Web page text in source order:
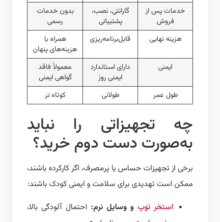
خدمات پس از
گارانتی، نصب،
بدون خدمات
هزینه نهایی
قابل‌برنامه‌ریزی
همراه با
هزینه‌های پنهان
دارای استاندارد
معمولاً فاقد
گواهی ایمنی
چه تجهیزاتی را نباید
به‌صورت دست دوم خرید؟
برخی از تجهیزات حساس یا پرمصرف، اگر کارکرده باشند،
ممکن است تهدیدی برای سلامت و ایمنی کودک باشند:
استخر توپو وسایل نرم:احتمال آلودگی بالا،